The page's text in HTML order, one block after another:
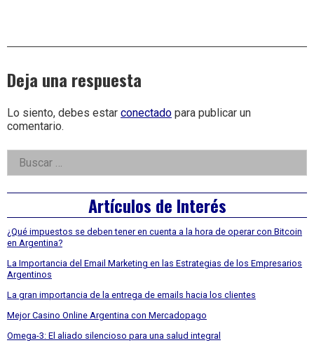
Deja una respuesta
Lo siento, debes estar conectado para publicar un
comentario.
Right
Asides
Buscar:
Artículos de Interés
¿Qué impuestos se deben tener en cuenta a la hora de operar con Bitcoin
en Argentina?
La Importancia del Email Marketing en las Estrategias de los Empresarios
Argentinos
La gran importancia de la entrega de emails hacia los clientes
Mejor Casino Online Argentina con Mercadopago
Omega-3: El aliado silencioso para una salud integral